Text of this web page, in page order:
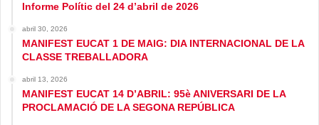
Informe Polític del 24 d’abril de 2026
abril 30, 2026
MANIFEST EUCAT 1 DE MAIG: DIA INTERNACIONAL DE LA
CLASSE TREBALLADORA
abril 13, 2026
MANIFEST EUCAT 14 D’ABRIL: 95è ANIVERSARI DE LA
PROCLAMACIÓ DE LA SEGONA REPÚBLICA